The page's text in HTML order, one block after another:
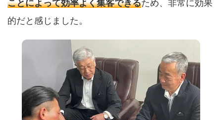
ことによって効率よく集客できるため、非常に効果
的だと感じました。